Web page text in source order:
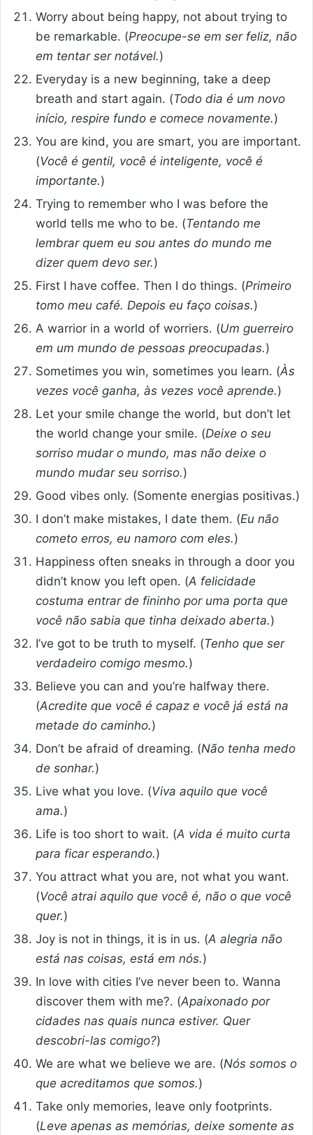
Worry about being happy, not about trying to
be remarkable. (Preocupe-se em ser feliz, não
em tentar ser notável.)
Everyday is a new beginning, take a deep
breath and start again. (Todo dia é um novo
início, respire fundo e comece novamente.)
You are kind, you are smart, you are important.
(Você é gentil, você é inteligente, você é
importante.)
Trying to remember who I was before the
world tells me who to be. (Tentando me
lembrar quem eu sou antes do mundo me
dizer quem devo ser.)
First I have coffee. Then I do things. (Primeiro
tomo meu café. Depois eu faço coisas.)
A warrior in a world of worriers. (Um guerreiro
em um mundo de pessoas preocupadas.)
Sometimes you win, sometimes you learn. (Às
vezes você ganha, às vezes você aprende.)
Let your smile change the world, but don’t let
the world change your smile. (Deixe o seu
sorriso mudar o mundo, mas não deixe o
mundo mudar seu sorriso.)
Good vibes only. (Somente energias positivas.)
I don’t make mistakes, I date them. (Eu não
cometo erros, eu namoro com eles.)
Happiness often sneaks in through a door you
didn’t know you left open. (A felicidade
costuma entrar de fininho por uma porta que
você não sabia que tinha deixado aberta.)
I’ve got to be truth to myself. (Tenho que ser
verdadeiro comigo mesmo.)
Believe you can and you’re halfway there.
(Acredite que você é capaz e você já está na
metade do caminho.)
Don’t be afraid of dreaming. (Não tenha medo
de sonhar.)
Live what you love. (Viva aquilo que você
ama.)
Life is too short to wait. (A vida é muito curta
para ficar esperando.)
You attract what you are, not what you want.
(Você atrai aquilo que você é, não o que você
quer.)
Joy is not in things, it is in us. (A alegria não
está nas coisas, está em nós.)
In love with cities I’ve never been to. Wanna
discover them with me?. (Apaixonado por
cidades nas quais nunca estiver. Quer
descobri-las comigo?)
We are what we believe we are. (Nós somos o
que acreditamos que somos.)
Take only memories, leave only footprints.
(Leve apenas as memórias, deixe somente as